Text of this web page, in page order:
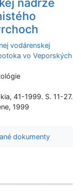
nádrže
vodárenskej
vo Veporských
41-1999. S. 11-27.
1999
dokumenty